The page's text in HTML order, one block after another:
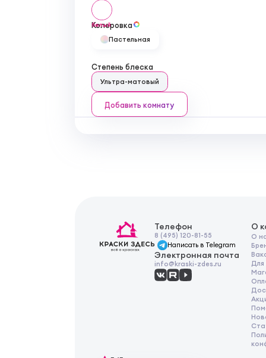
белый
Колеровка
Пастельная
Степень блеска
Ультра-матовый
Добавить комнату
Телефон
8 (495) 120-81-55
Написать в Telegram
Электронная почта
info@kraski-zdes.ru
О
О
Для